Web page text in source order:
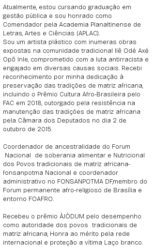
Atualmente, estou cursando graduação em
gestão pública e sou honrado como
Comendador pela Academia Planaltinense de
Letras, Artes e Ciências (APLAC).
Sou um artista plástico com inumeras obras
expostas na comunidade tradicional Ilê Odé Axé
Opô Inle, comprometido com a luta antirracista e
engajado em diversas causas sociais. Recebi
reconhecimento por minha dedicação à
preservação das tradições de matriz africana,
incluindo o Prêmio Cultura Afro-Brasileira pelo
FAC em 2018, outorgado pela resistência na
manutenção das tradições de matriz africana
pela Câmara dos Deputados no dia 2 de
outubro de 2015.
Coordenador de ancestralidade do Forum
Nacional de soberania alimentar e Nutricional
dos Povos tradicionais de matriz africana-
fonsanpotma Nacional e coordenador
administrativo no FONSANPOTMA DF,membro do
Forum permanente afro-religioso de Brasília e
entorno FOAFRO.
Recebeu o prêmio ÀJÒDUM pelo desempenho
como autoridade dos povos tradicionais de
matriz africana, Honra ao mérito pela rede
internacional e proteção a vítima Laço branco.